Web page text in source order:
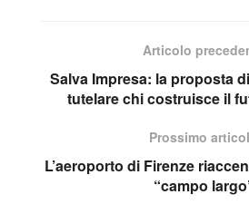
Articolo
Salva Impresa: la proposta
tutelare chi costruisce il
Prossimo
L’aeroporto di Firenze
“campo